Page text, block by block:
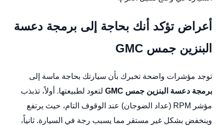
أعراض تؤكد أنك بحاجة إلى برمجة دعسة
البنزين جمس GMC
توجد مؤشرات واضحة تخبرك بأن سيارتك بحاجة ماسة إلى
برمجة دعسة البنزين جمس GMC
لتعود لطبيعتها. أولاً، تذبذب
مؤشر RPM (عداد الضوجان) عند الوقوف التام، حيث يرتفع
وينخفض بشكل غير مستقر مما يسبب رجة في السيارة. ثانياً،